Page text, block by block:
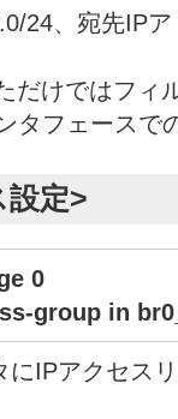
24、宛先IP
けではフィ
タフェースで
設定>
0
group in
IPアクセス